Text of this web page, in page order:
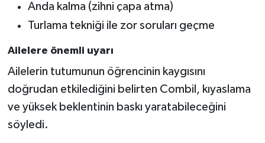
Anda kalma (zihni çapa atma)
Turlama tekniği ile zor soruları geçme
Ailelere önemli uyarı
Ailelerin tutumunun öğrencinin kaygısını
doğrudan etkilediğini belirten Combil, kıyaslama
ve yüksek beklentinin baskı yaratabileceğini
söyledi.